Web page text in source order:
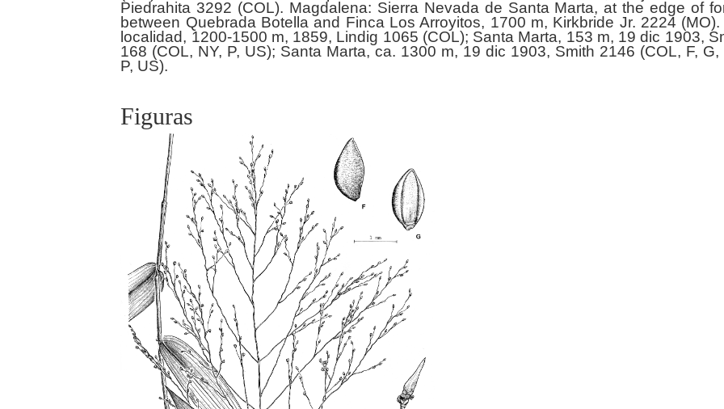
Piedrahita 3292 (COL). Magdalena: Sierra Nevada de Santa Marta, at the edge of
between Quebrada Botella and Finca Los Arroyitos, 1700 m, Kirkbride Jr. 2224 (MO).
localidad, 1200-1500 m, 1859, Lindig 1065 (COL); Santa Marta, 153 m, 19 dic 1903,
168 (COL, NY, P, US); Santa Marta, ca. 1300 m, 19 dic 1903, Smith 2146 (COL, F, G,
Figuras